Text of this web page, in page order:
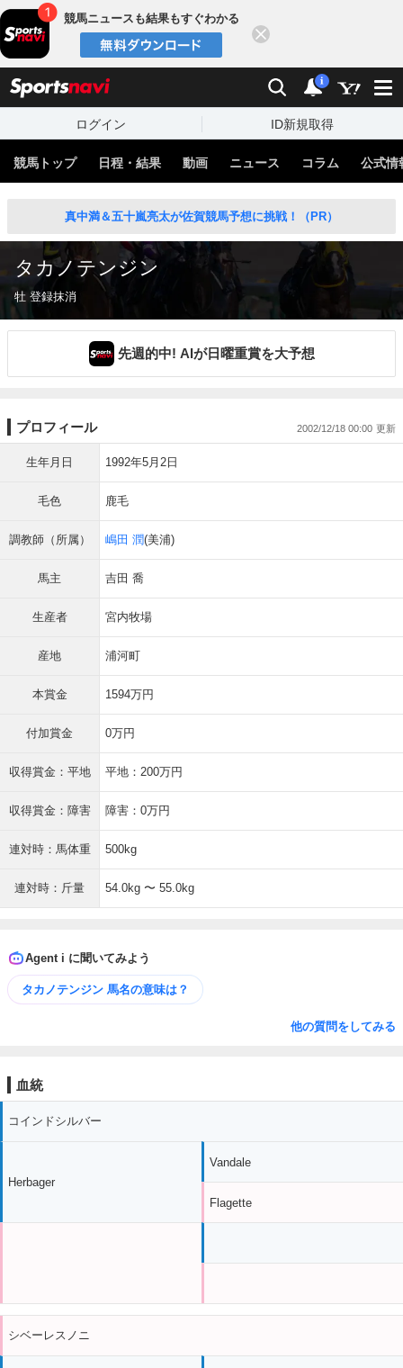
競馬ニュースも結果もすぐわかる
検索 通知
i
ログイン ID新規取得
競馬トップ 日程・結果 動画 ニュース コラム 公式情
真中満＆五十嵐亮太が佐賀競馬予想に挑戦！（PR）
タカノテンジン
牡 登録抹消
先週的中! AIが日曜重賞を大予想
プロフィール 2002/12/18 00:00
生年月日 1992年5月2日
毛色 鹿毛
調教師（所属） 嶋田 潤(美浦)
馬主 吉田 喬
生産者 宮内牧場
産地 浦河町
本賞金 1594万円
付加賞金 0万円
収得賞金：平地 平地：200万円
収得賞金：障害 障害：0万円
連対時：馬体重 500kg
連対時：斤量 54.0kg 〜 55.0kg
Agent i に聞いてみよう
タカノテンジン 馬名の意味は？
他の質問をしてみる
血統
コインドシルバー
Herbager
Vandale
Flagette
シベーレスノニ